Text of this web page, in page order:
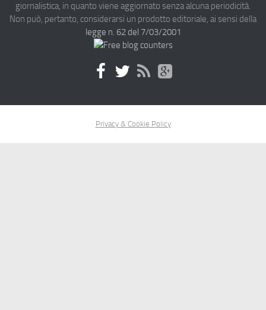
giornalistica, in quanto viene aggiornato senza alcuna periodicità.
Non può, pertanto, considerarsi un prodotto editoriale, ai sensi della
legge n. 62 del 7/03/2001
Privacy & Cookie Policy